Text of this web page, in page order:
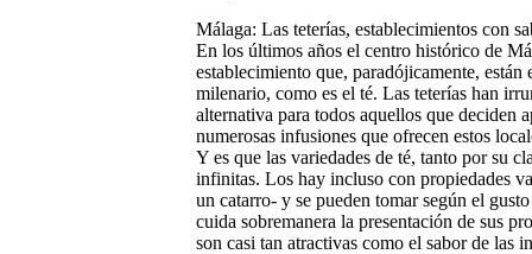
Málaga: Las teterías, establecimientos con
En los últimos años el centro histórico de
establecimiento que, paradójicamente,
milenario, como es el té. Las teterías han
alternativa para todos aquellos que deciden
numerosas infusiones que ofrecen estos
Y es que las variedades de té, tanto por su
infinitas. Los hay incluso con propiedades
un catarro- y se pueden tomar según el
cuida sobremanera la presentación de sus
son casi tan atractivas como el sabor de las